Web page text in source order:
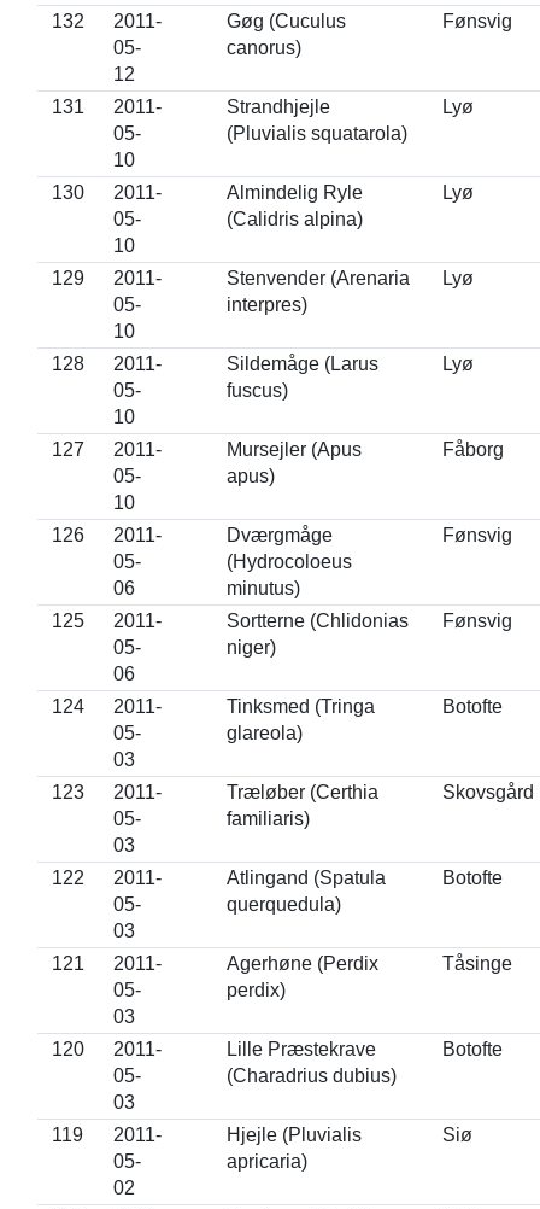
132
2011-
05-
12
Gøg (Cuculus
canorus)
Fønsvig
131
2011-
05-
10
Strandhjejle
(Pluvialis squatarola)
Lyø
130
2011-
05-
10
Almindelig Ryle
(Calidris alpina)
Lyø
129
2011-
05-
10
Stenvender (Arenaria
interpres)
Lyø
128
2011-
05-
10
Sildemåge (Larus
fuscus)
Lyø
127
2011-
05-
10
Mursejler (Apus
apus)
Fåborg
126
2011-
05-
06
Dværgmåge
(Hydrocoloeus
minutus)
Fønsvig
125
2011-
05-
06
Sortterne (Chlidonias
niger)
Fønsvig
124
2011-
05-
03
Tinksmed (Tringa
glareola)
Botofte
123
2011-
05-
03
Træløber (Certhia
familiaris)
Skovsgård
122
2011-
05-
03
Atlingand (Spatula
querquedula)
Botofte
121
2011-
05-
03
Agerhøne (Perdix
perdix)
Tåsinge
120
2011-
05-
03
Lille Præstekrave
(Charadrius dubius)
Botofte
119
2011-
05-
02
Hjejle (Pluvialis
apricaria)
Siø